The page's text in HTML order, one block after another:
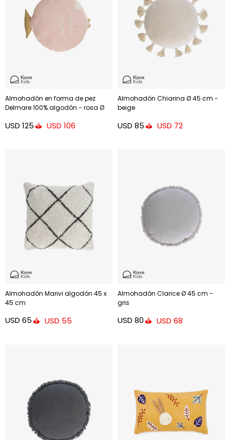
Almohadón en forma de pez
Delmare 100% algodón - rosa Ø
USD 125 USD 106
Almohadón Chiarina Ø 45 cm -
beige
USD 85 USD 72
Almohadón Marivi algodón 45 x
45 cm
USD 65 USD 55
Almohadón Clarice Ø 45 cm -
gris
USD 80 USD 68